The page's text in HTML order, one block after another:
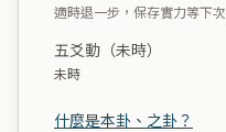
適時退一步，保存實力等下次
五爻動（未時）
未時
什麼是本卦、之卦？